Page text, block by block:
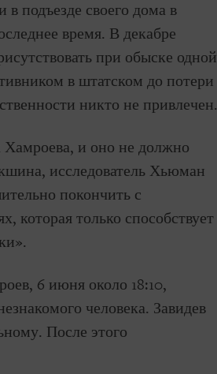
подъезде своего дома в
время. В декабре
при обыске одной
в штатском до потери
никто не привлечен.
и оно не должно
исследователь Хьюман
покончить с
которая только способствует
6 июня около 18:10,
человека. Завидев
После этого